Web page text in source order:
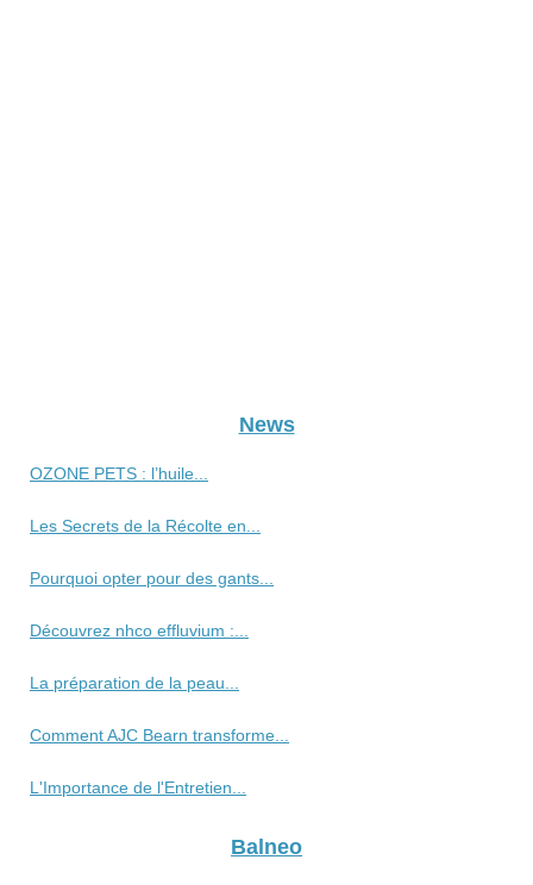
News
OZONE PETS : l’huile...
Les Secrets de la Récolte en...
Pourquoi opter pour des gants...
Découvrez nhco effluvium :...
La préparation de la peau...
Comment AJC Bearn transforme...
L'Importance de l'Entretien...
Balneo